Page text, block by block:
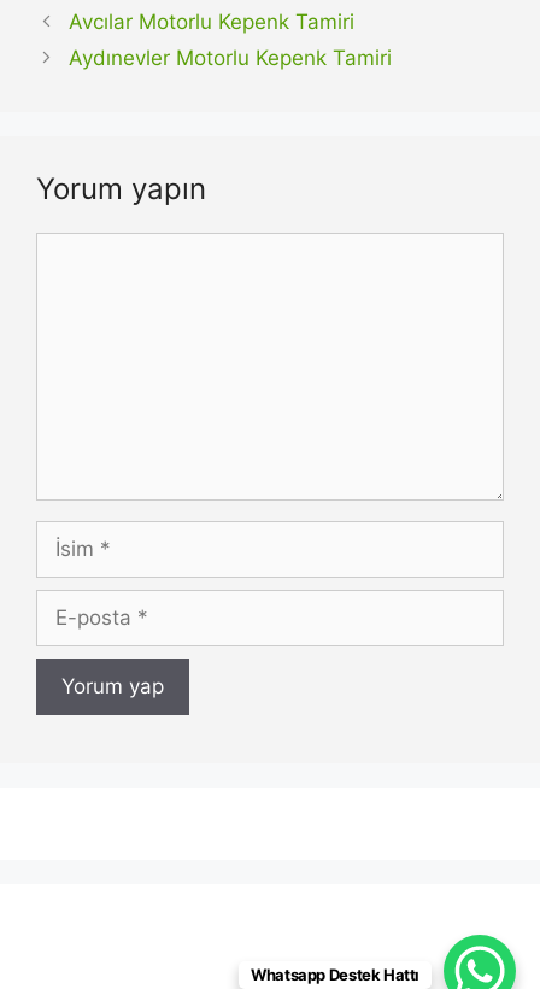
Avcılar Motorlu Kepenk Tamiri
Aydınevler Motorlu Kepenk Tamiri
Yorum yapın
İsim
posta
Whatsapp Destek Hattı